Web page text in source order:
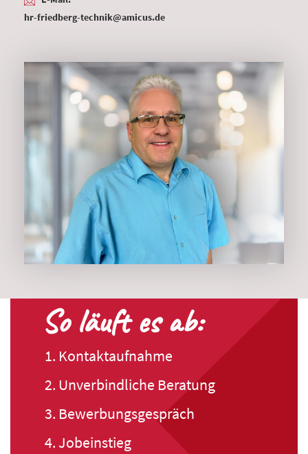
hr-friedberg-technik@amicus.de
So läuft es ab:
1. Kontakt­aufnahme
2. Unverbindliche Beratung
3. Bewerbungs­gespräch
4. Job­einstieg